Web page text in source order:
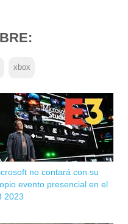
xbox
no contará con su
evento presencial en el
2023